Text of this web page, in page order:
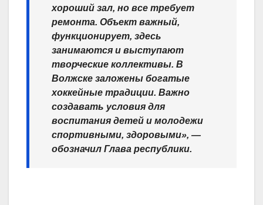
хороший зал, но все требует
ремонта. Объект важный,
функционирует, здесь
занимаются и выступают
творческие коллективы. В
Волжске заложены богатые
хоккейные традиции. Важно
создавать условия для
воспитания детей и молодежи
спортивными, здоровыми», —
обозначил Глава республики.